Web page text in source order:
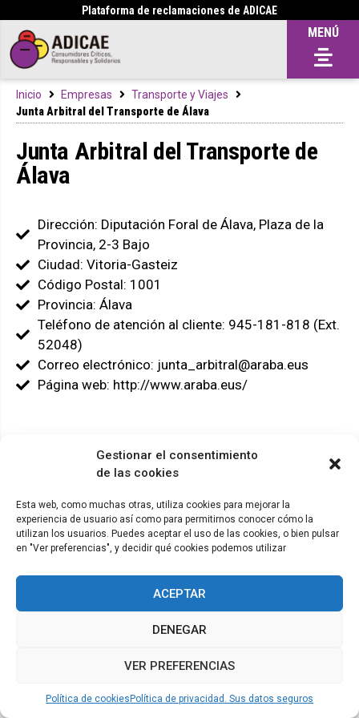
Gestionar el consentimiento
de las cookies
Esta web, como muchas otras, utiliza cookies para mejorar la
experiencia de usuario así como para permitirnos conocer cómo la
utilizan los usuarios. Puedes aceptar el uso de las cookies, o bien pulsar
en "Ver preferencias", y decidir qué cookies podemos utilizar
ACEPTAR
DENEGAR
VER PREFERENCIAS
Política de cookies Política de privacidad. Sus datos seguros
Plataforma de reclamaciones de ADICAE
MENÚ
Inicio Empresas
Transporte y Viajes
Junta Arbitral del Transporte de Álava
Junta Arbitral del Transporte de
Álava
Dirección: Diputación Foral de Álava, Plaza de la
Provincia, 2-3 Bajo
Ciudad: Vitoria-Gasteiz
Código Postal: 1001
Provincia: Álava
Teléfono de atención al cliente: 945-181-818 (Ext.
52048)
Correo electrónico: junta_arbitral@araba.eus
Página web: http://www.araba.eus/